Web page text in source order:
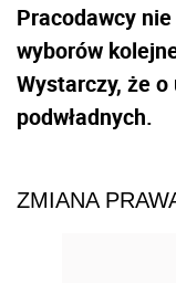
Pracodawcy
wyborów
Wystarczy, że
podwładnych.
ZMIANA